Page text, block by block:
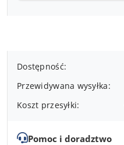
Dostępność
dostawa
Dostępność:
Przewidywana wysyłka:
Koszt przesyłki:
Pomoc i doradztwo